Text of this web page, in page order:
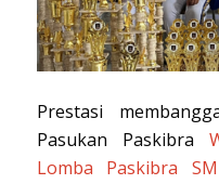
Prestasi
Pasukan Paskibra
Lomba Paskibra